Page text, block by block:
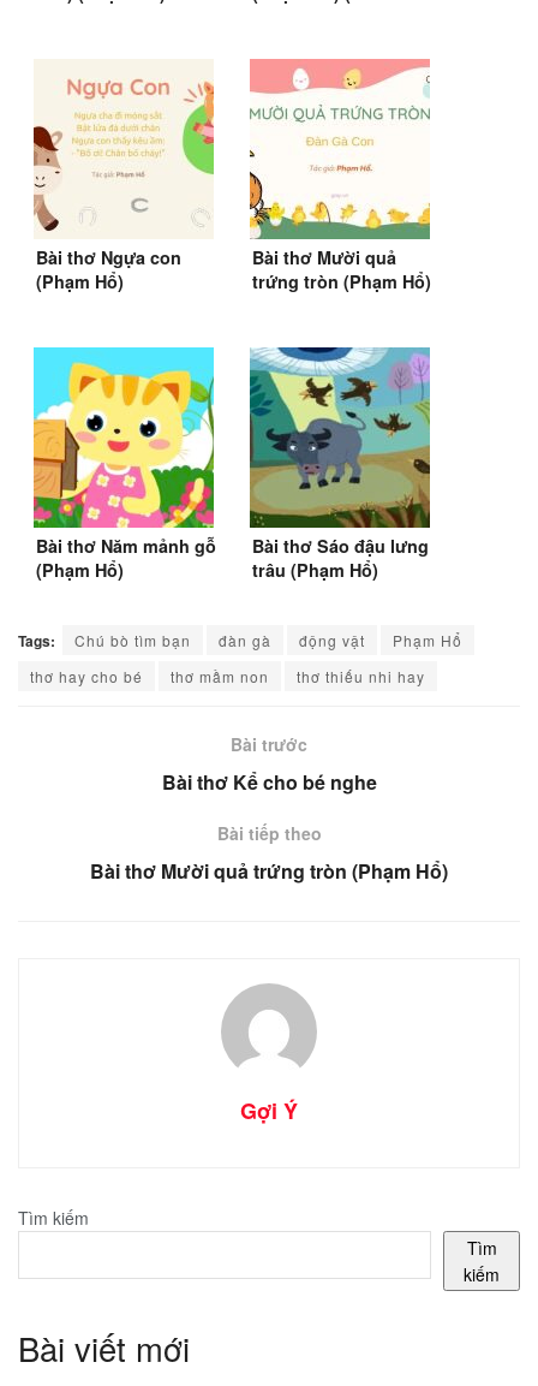
Bài thơ Ngựa con
(Phạm Hổ)
Bài thơ Mười quả
trứng tròn (Phạm Hổ)
Bài thơ Năm mảnh gỗ
(Phạm Hổ)
Bài thơ Sáo đậu lưng
trâu (Phạm Hổ)
Tags: Chú bò tìm bạn đàn gà động vật
Phạm Hổ
thơ hay cho bé
thơ mầm non thơ thiếu nhi hay
Bài trước
Bài thơ Kể cho bé nghe
Bài tiếp theo
Bài thơ Mười quả trứng tròn (Phạm Hổ)
Gợi Ý
Tìm kiếm
Tìm
kiếm
Bài viết mới